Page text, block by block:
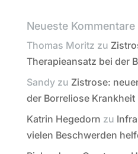
Neueste Kommentare
Thomas Moritz zu
Therapieansatz bei der
Sandyzu Zistrose:
der Borreliose Krankheit
Katrin Hegedorn zu
vielen Beschwerden